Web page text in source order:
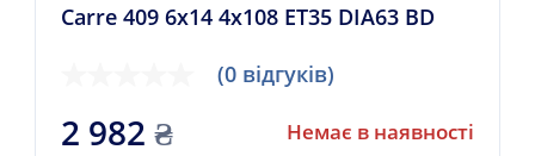
Carre 409 6x14 4x108 ET35 DIA63 BD
(0 відгуків)
2 982 ₴ Немає в наявності